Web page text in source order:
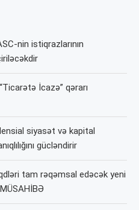
nin istiqrazlarının
İcazə” qərarı
siyasət və kapital
gücləndirir
tam rəqəmsal edəcək yeni